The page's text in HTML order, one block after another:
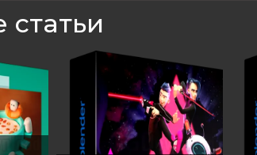
статьи